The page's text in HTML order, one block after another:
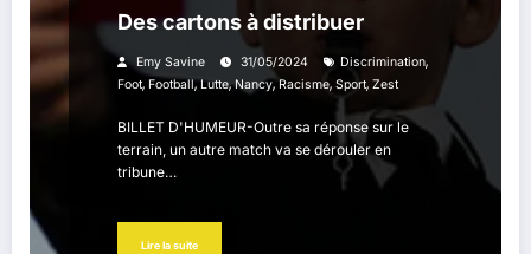
Des cartons à distribuer
Emy Savine 31/05/2024 Discrimination,
Foot, Football,Lutte,Nancy,Racisme, Sport, Zest
BILLET D'HUMEUR-Outre sa réponse sur le
terrain, un autre match va se dérouler en
tribune…
Lire la suite